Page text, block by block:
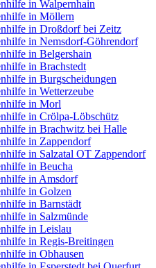
in Walpernhain
in Möllern
in Droßdorf bei Zeitz
in Nemsdorf-Göhrendorf
in Belgershain
in Brachstedt
in Burgscheidungen
in Wetterzeube
in Morl
in Crölpa-Löbschütz
in Brachwitz bei Halle
in Zappendorf
in Salzatal OT Zappendorf
in Beucha
in Amsdorf
in Golzen
in Barnstädt
in Salzmünde
in Leislau
in Regis-Breitingen
in Obhausen